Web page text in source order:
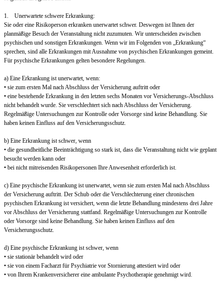
1. Unerwartete schwere Erkrankung:
Sie oder eine Risikoperson erkranken unerwartet schwer. Deswegen ist Ihnen der
planmäßige Besuch der Veranstaltung nicht zuzumuten. Wir unterscheiden zwischen
psychischen und sonstigen Erkrankungen. Wenn wir im Folgenden von „Erkrankung“
sprechen, sind alle Erkrankungen mit Ausnahme von psychischen Erkrankungen gemeint.
Für psychische Erkrankungen gelten besondere Regelungen.
a) Eine Erkrankung ist unerwartet, wenn:
• sie zum ersten Mal nach Abschluss der Versicherung auftritt oder
• eine bestehende Erkrankung in den letzten sechs Monaten vor Versicherungs-Abschluss
nicht behandelt wurde. Sie verschlechtert sich nach Abschluss der Versicherung.
Regelmäßige Untersuchungen zur Kontrolle oder Vorsorge sind keine Behandlung. Sie
haben keinen Einfluss auf den Versicherungsschutz.
b) Eine Erkrankung ist schwer, wenn
• die gesundheitliche Beeinträchtigung so stark ist, dass die Veranstaltung nicht wie geplant
besucht werden kann oder
• bei nicht mitreisenden Risikopersonen Ihre Anwesenheit erforderlich ist.
c) Eine psychische Erkrankung ist unerwartet, wenn sie zum ersten Mal nach Abschluss
der Versicherung auftritt. Der Schub oder die Verschlechterung einer chronischen
psychischen Erkrankung ist versichert, wenn die letzte Behandlung mindestens drei Jahre
vor Abschluss der Versicherung stattfand. Regelmäßige Untersuchungen zur Kontrolle
oder Vorsorge sind keine Behandlung. Sie haben keinen Einfluss auf den
Versicherungsschutz.
d) Eine psychische Erkrankung ist schwer, wenn
• sie stationär behandelt wird oder
• sie von einem Facharzt für Psychiatrie vor Stornierung attestiert wird oder
• von Ihrem Krankenversicherer eine ambulante Psychotherapie genehmigt wird.